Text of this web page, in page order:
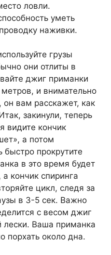
ловли.
уметь
наживки.
грузы
они отлиты в
джиг приманки
и внимательно
он вам расскажет, как
закинули, теперь
видите кончик
а потом
прокрутите
в это время будет
кончик спиринга
цикл, следя за
в 3-5 сек. Важно
с весом джиг
Ваша приманка
порхать около дна.